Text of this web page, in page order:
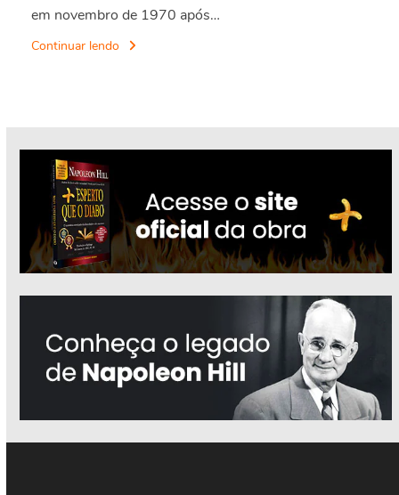
em novembro de 1970 após…
Continuar lendo